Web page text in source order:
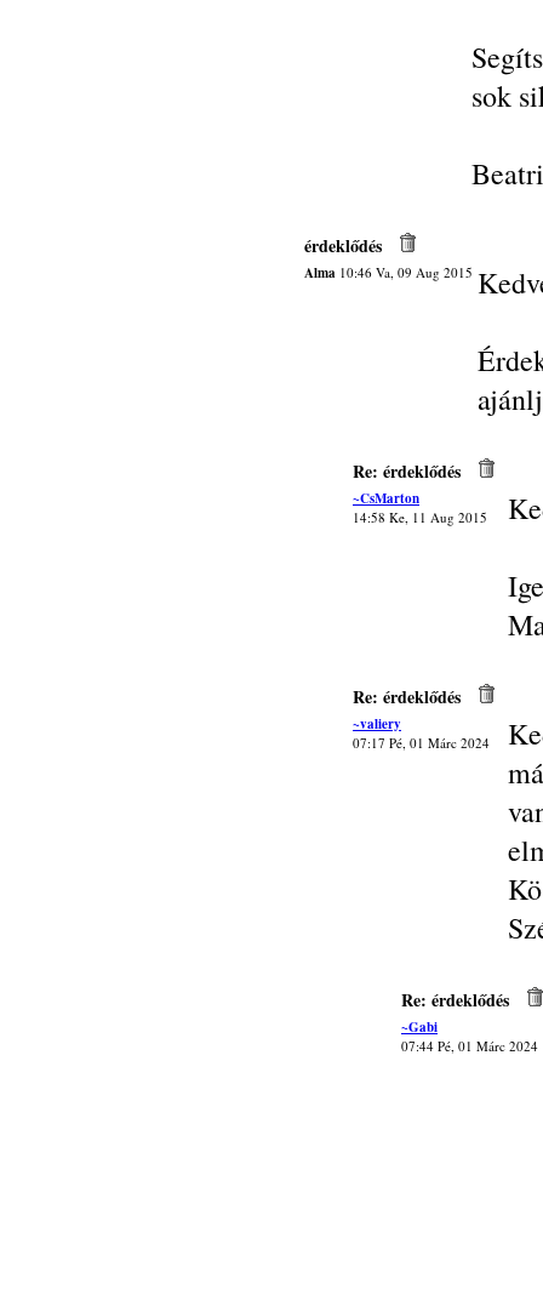
sok
érdeklődés
Alma 10:46 Va, 09 Aug 2015
Re: érdeklődés
~CsMarton
14:58 Ke, 11 Aug 2015
Re: érdeklődés
~valiery
07:17 Pé, 01 Márc 2024
Re: érdeklődés
~Gabi
07:44 Pé, 01 Márc 2024